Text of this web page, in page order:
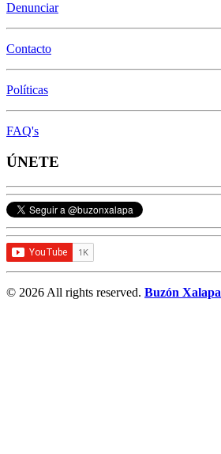
Denunciar
Contacto
Políticas
FAQ's
ÚNETE
© 2026 All rights reserved. Buzón Xalapa